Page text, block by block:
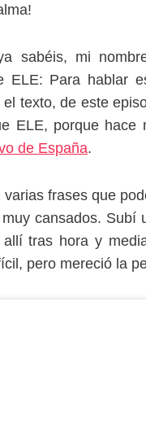
sabéis, mi
ELE: Para hablar
el texto, de este
ELE, porque
de España.
frases que
cansados. Subí
tras hora y
pero mereció la